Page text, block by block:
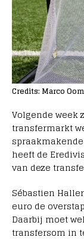
Credits: Marco
Volgende
transfermarkt
heeft de
van deze
Sébastien
euro de
Daarbij moet
transfersom in